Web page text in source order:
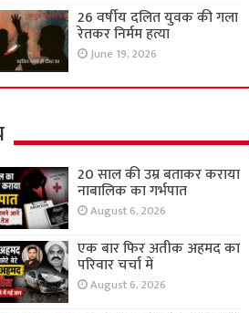
26 वर्षीय दलित युवक की गला
रेतकर निर्मम हत्या
June 19, 2026
20 साल की उम्र बताकर कराया
नाबालिक का गर्भपात
August 6, 2026
एक बार फिर अतीक अहमद का
परिवार चर्चा में
August 6, 2026